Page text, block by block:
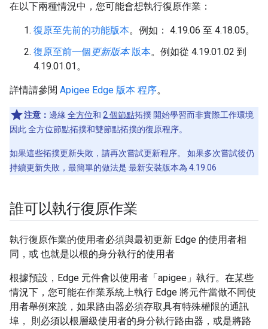
在以下兩種情況中，您可能會想執行復原作業：
復原至先前的功能版本。例如： 4.19.06 至 4.18.05。
復原至前一個 更新版本版本。例如從 4.19.01.02 到
4.19.01.01。
詳情請參閱 Apigee Edge 版本 程序。
注意： 邊緣 全方位和 2 個節點拓撲 開始學習而非實際工作環境
因此 全方位節點拓撲和雙節點拓撲的復原程序。
如果這些拓撲更新失敗，請再次嘗試更新程序。 如果多次嘗試後仍
持續更新失敗，最簡單的做法是 最新安裝版本為 4.19.06
誰可以執行復原作業
執行復原作業的使用者必須與最初更新 Edge 的使用者相
同，或 也就是以根的身分執行的使用者
根據預設，Edge 元件會以使用者「apigee」執行。在某些
情況下，您可能在作業系統上執行 Edge 將元件當做不同使
用者舉例來說，如果路由器必須存取具有特殊權限的通訊
埠， 則必須以根層級使用者的身分執行路由器，或是將路